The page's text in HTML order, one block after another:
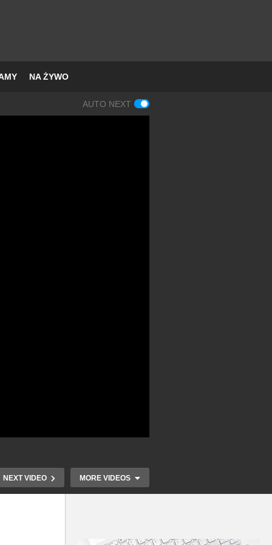
NA ŻYWO
AUTO NEXT
NEXT VIDEO MORE VIDEOS